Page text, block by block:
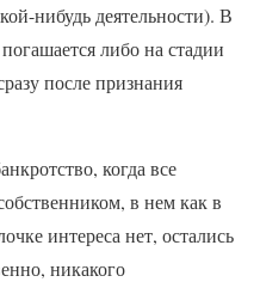
нибудь деятельности). В
либо на стадии
после признания
когда все
в нем как в
интереса нет, остались
никакого